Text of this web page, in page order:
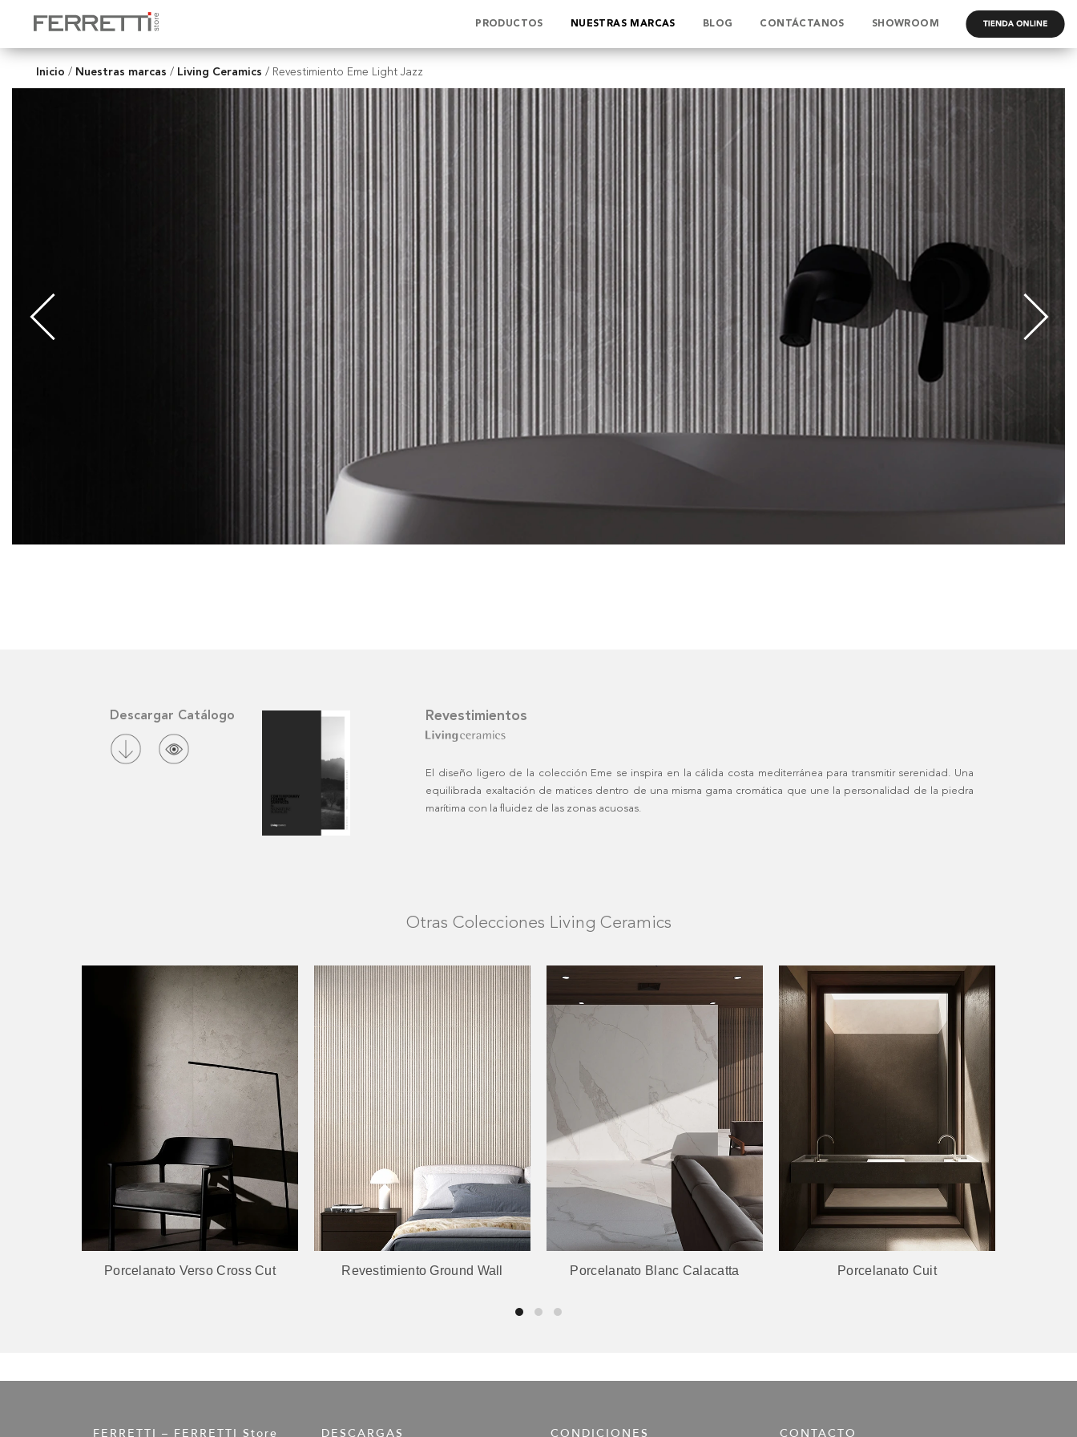
PRODUCTOS NUESTRAS MARCAS BLOG CONTÁCTANOS SHOWROOM .
Inicio / Nuestras marcas / Living Ceramics / Revestimiento Eme Light Jazz
Descargar Catálogo Revestimientos
El diseño ligero de la colección Eme se inspira en la cálida costa mediterránea para transmitir serenidad. Una
equilibrada exaltación de matices dentro de una misma gama cromática que une la personalidad de la piedra
marítima con la fluidez de las zonas acuosas.
Otras Colecciones Living Ceramics
Porcelanato Verso Cross Cut Revestimiento Ground Wall Porcelanato Blanc Calacatta Porcelanato Cuit
FERRETTI – FERRETTI Store DESCARGAS CONDICIONES CONTACTO